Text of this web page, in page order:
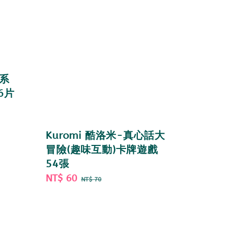
片
Kuromi 酷洛米-真心話大
冒險(趣味互動)卡牌遊戲
54張
Sale
NT$ 60 Regular
NT$ 70